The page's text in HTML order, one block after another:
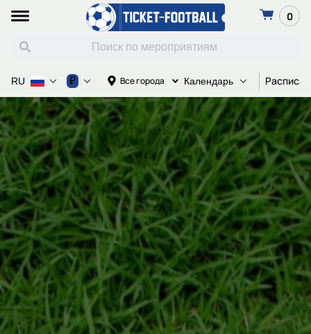
0
Все города Календарь
RU ₽